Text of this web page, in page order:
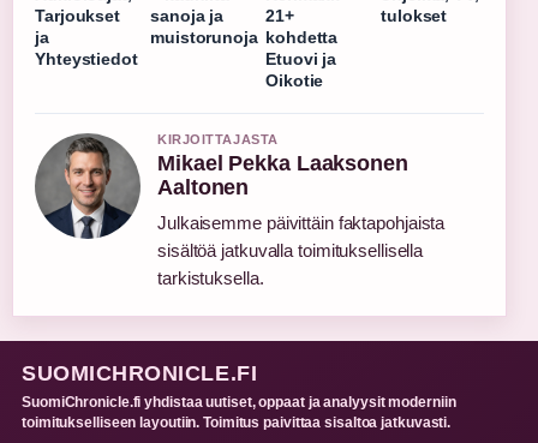
Tarjoukset
ja
Yhteystiedot
sanoja ja
muistorunoja
21+
kohdetta
Etuovi ja
Oikotie
tulokset
KIRJOITTAJASTA
Mikael Pekka Laaksonen
Aaltonen
Julkaisemme päivittäin faktapohjaista
sisältöä jatkuvalla toimituksellisella
tarkistuksella.
SUOMICHRONICLE.FI
SuomiChronicle.fi yhdistaa uutiset, oppaat ja analyysit moderniin
toimitukselliseen layoutiin. Toimitus paivittaa sisaltoa jatkuvasti.